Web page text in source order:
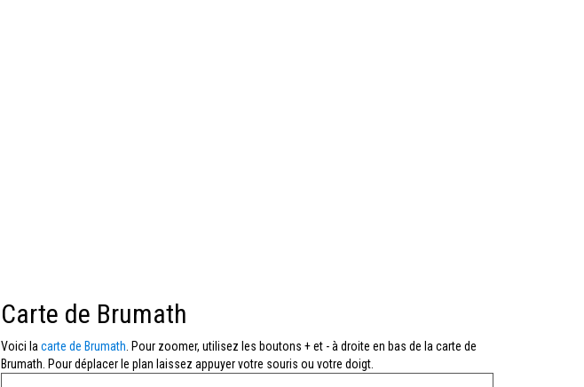
Carte de Brumath
Voici la carte de Brumath . Pour zoomer, utilisez les boutons + et - à droite en bas de la carte de
Brumath. Pour déplacer le plan laissez appuyer votre souris ou votre doigt.